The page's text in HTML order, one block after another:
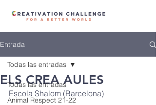
Entrada
Todas las entradas
Animal Respect 21-22
Todas las entradas
ELS CREA AULES
Escola Shalom (Barcelona)